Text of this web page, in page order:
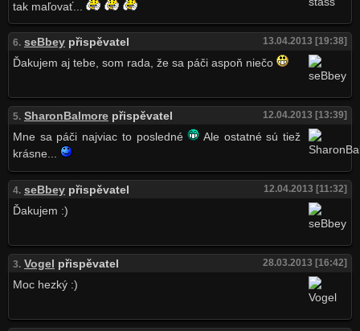
tak maľovať...
6. seBbeypřispěvatel 13.04.2013 [19:38]
Ďakujem aj tebe, som rada, že sa páči aspoň niečo
5. SharonBalmorepřispěvatel 12.04.2013 [13:39]
Mne sa páči najviac to posledné
Ale ostatné sú tiež
krásne...
4. seBbeypřispěvatel 12.04.2013 [11:32]
Ďakujem :)
3. Vogel přispěvatel 28.03.2013 [16:42]
Moc hezký :)